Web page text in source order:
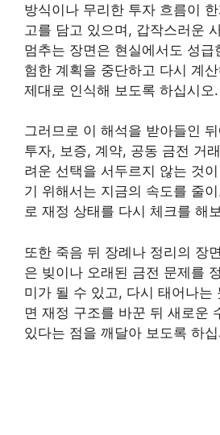
방식이나 무리한 투자 흐름이
고를 담고 있으며, 갑작스러운
멈추는 장면은 현실에서도 성급
험한 계획을 중단하고 다시 계
제대로 인식해 보도록 하십시오.
그러므로 이 해석을 받아들인
투자, 보증, 계약, 공동 금전 거
려운 선택을 서두르지 않는 것
기 위해서는 지금의 속도를 줄
로 재정 상태를 다시 체크를 해
또한 죽음 뒤 장례나 정리의 장
은 빚이나 오래된 금전 문제를
미가 될 수 있고, 다시 태어나는
면 재정 구조를 바꾼 뒤 새로운
있다는 점을 깨달아 보도록 하